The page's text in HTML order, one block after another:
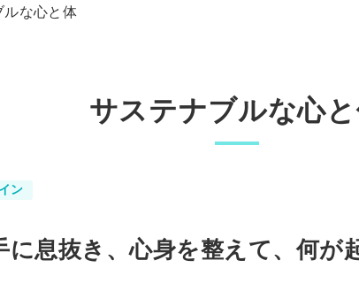
ルな心と体
サステナブルな心
ン
に息抜き、心身を整えて、何が